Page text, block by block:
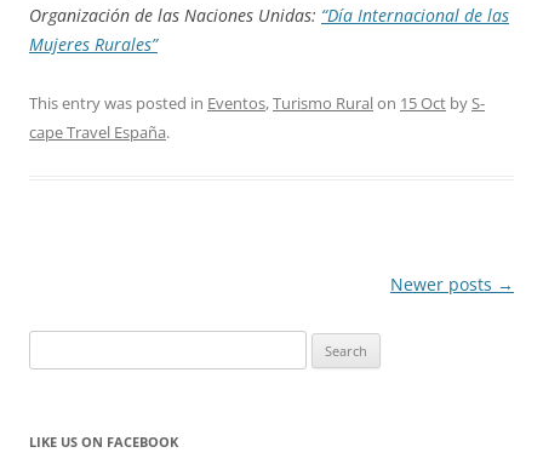
Organización de las Naciones Unidas: “Día Internacional de las
Mujeres Rurales”
This entry was posted in Eventos,Turismo Ruralon 15 Oct byS-
cape Travel España.
Newer posts →
for:
LIKE US ON FACEBOOK